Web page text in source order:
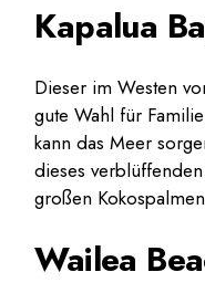
Kapalua
Dieser im Westen
gute Wahl für
kann das Meer
dieses
großen
Wailea